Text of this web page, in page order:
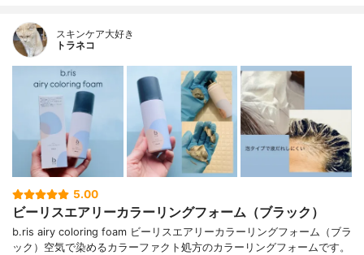
スキンケア大好き
トラネコ
5.00
ビーリスエアリーカラーリングフォーム（ブラック）
b.ris airy coloring foam ビーリスエアリーカラーリングフォーム（ブラ
ック）空気で染めるカラーファクト処方のカラーリングフォームです。